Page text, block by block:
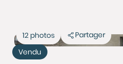
Vendu
12 photos Partager